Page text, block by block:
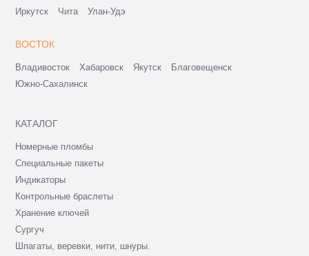
Иркутск Чита Улан-Удэ
ВОСТОК
Владивосток Хабаровск Якутск
Благовещенск
Южно-Сахалинск
КАТАЛОГ
Номерные пломбы
Специальные пакеты
Индикаторы
Контрольные браслеты
Хранение ключей
Сургуч
Шпагаты, веревки, нити, шнуры.